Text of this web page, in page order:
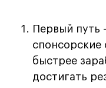
Первый путь
спонсорские
быстрее
достигать